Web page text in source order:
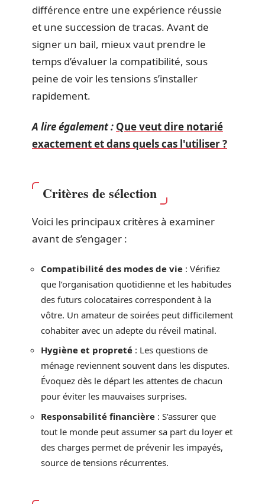
différence entre une expérience réussie
et une succession de tracas. Avant de
signer un bail, mieux vaut prendre le
temps d’évaluer la compatibilité, sous
peine de voir les tensions s’installer
rapidement.
A lire également : Que veut dire notarié
exactement et dans quels cas l'utiliser ?
Critères de sélection
Voici les principaux critères à examiner
avant de s’engager :
Compatibilité des modes de vie : Vérifiez
que l’organisation quotidienne et les habitudes
des futurs colocataires correspondent à la
vôtre. Un amateur de soirées peut difficilement
cohabiter avec un adepte du réveil matinal.
Hygiène et propreté : Les questions de
ménage reviennent souvent dans les disputes.
Évoquez dès le départ les attentes de chacun
pour éviter les mauvaises surprises.
Responsabilité financière : S’assurer que
tout le monde peut assumer sa part du loyer et
des charges permet de prévenir les impayés,
source de tensions récurrentes.